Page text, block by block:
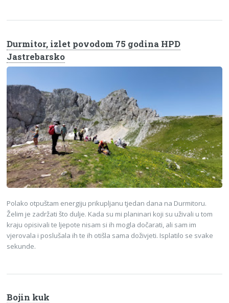
Durmitor, izlet povodom 75 godina HPD
Jastrebarsko
Polako otpuštam energiju prikupljanu tjedan dana na Durmitoru.
Želim je zadržati što dulje. Kada su mi planinari koji su uživali u tom
kraju opisivali te ljepote nisam si ih mogla dočarati, ali sam im
vjerovala i poslušala ih te ih otišla sama doživjeti. Isplatilo se svake
sekunde.
Bojin kuk